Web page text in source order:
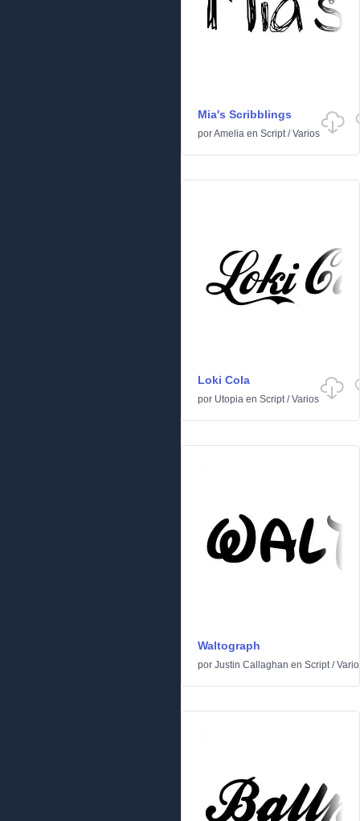
Mia's Scribblings
porAmelia en Script/Varios
Loki Cola
por Utopia en Script/Varios
Waltograph
por Justin Callaghan en Script/